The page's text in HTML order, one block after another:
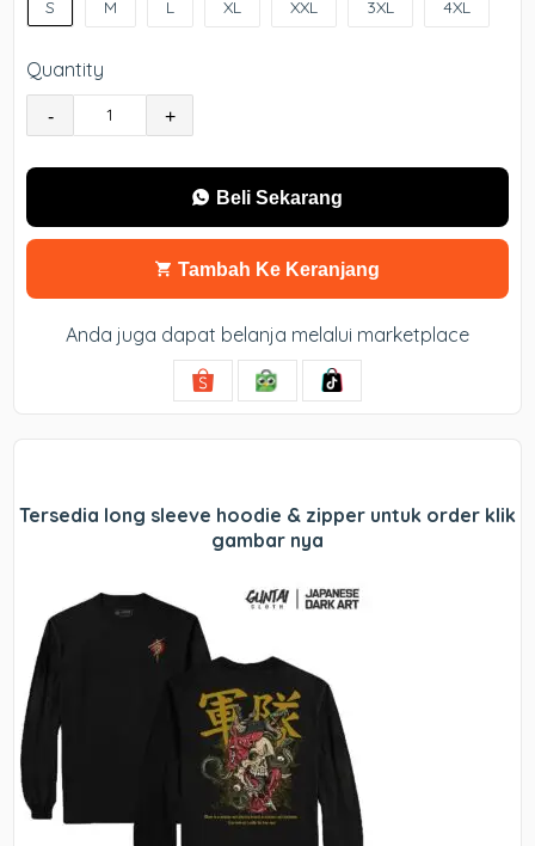
S M L XL XXL 3XL 4XL
Quantity
- +
Beli Sekarang
Tambah Ke Keranjang
Anda juga dapat belanja melalui marketplace
Tersedia long sleeve hoodie & zipper untuk order klik
gambar nya